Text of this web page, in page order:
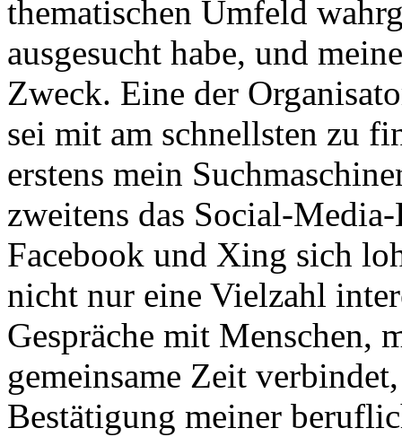
thematischen Umfeld
ausgesucht habe, und
Zweck. Eine der
sei mit am schnellsten zu
erstens mein
zweitens das Social-
Facebook und Xing sich
nicht nur eine Vielzahl
Gespräche mit Menschen,
gemeinsame Zeit
Bestätigung meiner